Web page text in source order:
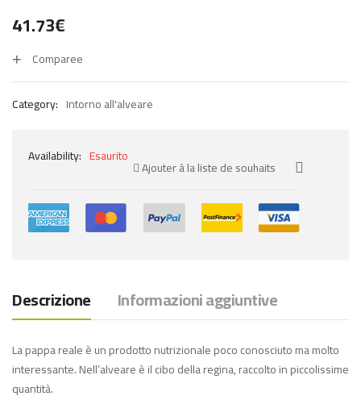
41.73€
Comparee
Category: Intorno all'alveare
Availability: Esaurito
Ajouter à la liste de souhaits
Descrizione Informazioni aggiuntive
La pappa reale è un prodotto nutrizionale poco conosciuto ma molto
interessante. Nell’alveare è il cibo della regina, raccolto in piccolissime
quantità.